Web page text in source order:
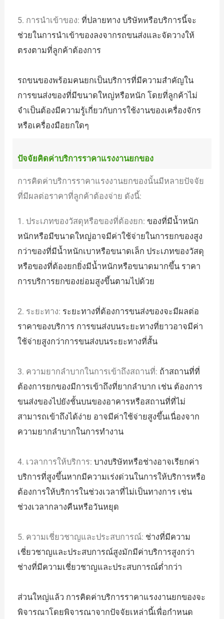
5. การนำเข้าของ:ที่ปลายทาง บริษัทหรือบริการนี้จะ
ช่วยในการนำเข้าของลงจากรถขนส่งและจัดวางให้
ตรงตามที่ลูกค้าต้องการ
รถขนของพร้อมคนยกเป็นบริการที่มีความสำคัญใน
การขนส่งของที่มีขนาดใหญ่หรือหนัก โดยที่ลูกค้าไม่
จำเป็นต้องมีความรู้เกี่ยวกับการใช้งานของเครื่องจักร
หรือเครื่องมือยกใดๆ
ปัจจัยคิดค่าบริการราคาแรงงานยกของ
การคิดค่าบริการราคาแรงงานยกของนั้นมีหลายปัจจัย
ที่มีผลต่อราคาที่ลูกค้าต้องจ่าย ดังนี้:
1. ประเภทของวัสดุหรือของที่ต้องยก:ของที่มีน้ำหนัก
หนักหรือมีขนาดใหญ่อาจมีค่าใช้จ่ายในการยกของสูง
กว่าของที่มีน้ำหนักเบาหรือขนาดเล็ก ประเภทของวัสดุ
หรือของที่ต้องยกยิ่งมีน้ำหนักหรือขนาดมากขึ้น ราคา
การบริการยกของย่อมสูงขึ้นตามไปด้วย
2. ระยะทาง: ระยะทางที่ต้องการขนส่งของจะมีผลต่อ
ราคาของบริการ การขนส่งบนระยะทางที่ยาวอาจมีค่า
ใช้จ่ายสูงกว่าการขนส่งบนระยะทางที่สั้น
3. ความยากลำบากในการเข้าถึงสถานที่: ถ้าสถานที่ที่
ต้องการยกของมีการเข้าถึงที่ยากลำบาก เช่น ต้องการ
ขนส่งของไปยังชั้นบนของอาคารหรือสถานที่ที่ไม่
สามารถเข้าถึงได้ง่าย อาจมีค่าใช้จ่ายสูงขึ้นเนื่องจาก
ความยากลำบากในการทำงาน
4. เวลาการให้บริการ:บางบริษัทหรือช่างอาจเรียกค่า
บริการที่สูงขึ้นหากมีความเร่งด่วนในการให้บริการหรือ
ต้องการให้บริการในช่วงเวลาที่ไม่เป็นทางการ เช่น
ช่วงเวลากลางคืนหรือวันหยุด
5. ความเชี่ยวชาญและประสบการณ์: ช่างที่มีความ
เชี่ยวชาญและประสบการณ์สูงมักมีค่าบริการสูงกว่า
ช่างที่มีความเชี่ยวชาญและประสบการณ์ต่ำกว่า
ส่วนใหญ่แล้ว การคิดค่าบริการราคาแรงงานยกของจะ
พิจารณาโดยพิจารณาจากปัจจัยเหล่านี้เพื่อกำหนด